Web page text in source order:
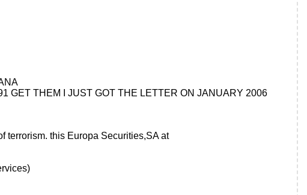
GET THEM I JUST GOT THE LETTER ON JANUARY 2006
terrorism. this Europa Securities,SA at